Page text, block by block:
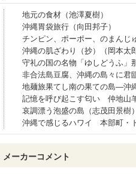
地元の食材（池澤夏樹）
沖縄胃袋旅行（向田邦子）
チンピン、ポーポー、のまんじ
沖縄の肌ざわり（抄）（岡本太郎
守礼の国の名物「ゆしどうふ」
非合法島豆腐、沖縄の島々に君
地麺旅果てし南の果ての島―沖
記憶を呼び起こす匂い 仲地山
哀調漂う泡盛の島（志茂田景樹）
沖縄で感じるハワイ 本部町・
メーカーコメント